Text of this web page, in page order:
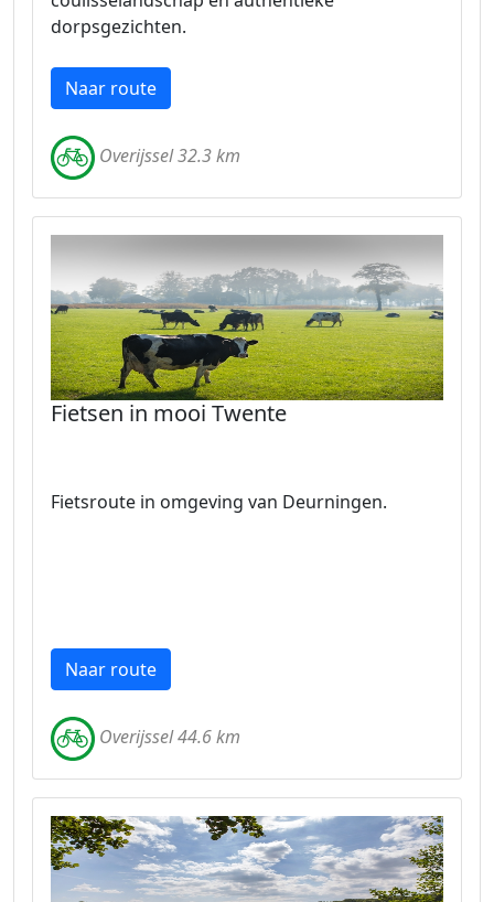
dorpsgezichten.
Naar route
Overijssel 32.3 km
Fietsen in mooi Twente
Fietsroute in omgeving van Deurningen.
Naar route
Overijssel 44.6 km